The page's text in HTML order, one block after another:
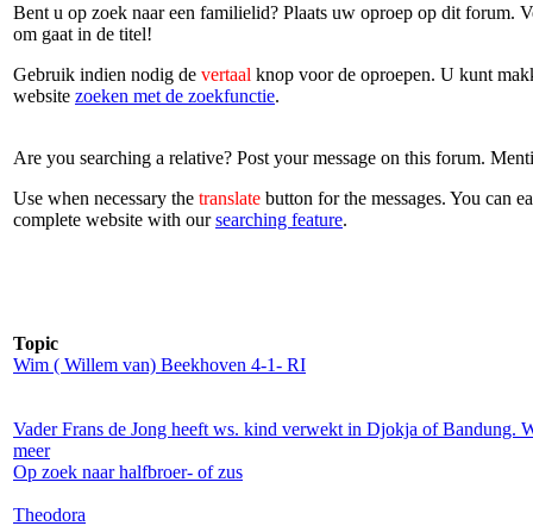
Bent u op zoek naar een familielid? Plaats uw oproep op dit forum.
om gaat in de titel!
Gebruik indien nodig de vertaal knop voor de oproepen. U kunt
website zoeken met de zoekfunctie.
Are you searching a relative? Post your message on this forum.
Use when necessary the translate button for the messages. You can
complete website with oursearching feature.
Topic
Wim ( Willem van) Beekhoven 4-1- RI
Vader Frans de Jong heeft ws. kind verwekt in Djokja of Bandung.
meer
Op zoek naar halfbroer- of zus
Theodora